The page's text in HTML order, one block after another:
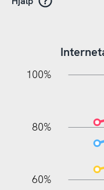
100%
80%
60%